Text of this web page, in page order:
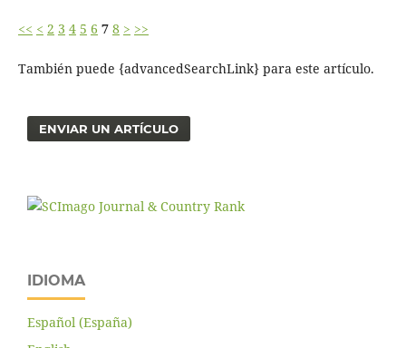
<< < 2 3 4 5 6 7 8 > >>
También puede {advancedSearchLink} para este artículo.
ENVIAR UN ARTÍCULO
IDIOMA
Español (España)